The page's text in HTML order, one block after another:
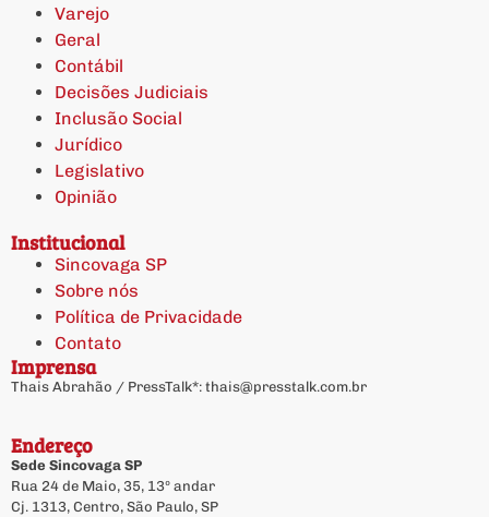
Varejo
Geral
Contábil
Decisões Judiciais
Inclusão Social
Jurídico
Legislativo
Opinião
Institucional
Sincovaga SP
Sobre nós
Política de Privacidade
Contato
Imprensa
Thais Abrahão / PressTalk*: thais@presstalk.com.br
Endereço
Sede Sincovaga SP
Rua 24 de Maio, 35, 13º andar
Cj. 1313, Centro, São Paulo, SP